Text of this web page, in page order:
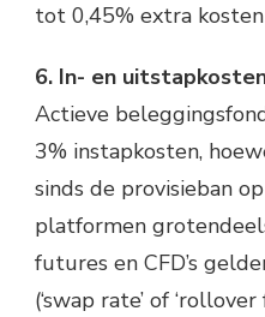
tot 0,45% extra
6. In- en
Actieve
3% instapkosten,
sinds de provisieban
platformen
futures en CFD’s
(‘swap rate’ of